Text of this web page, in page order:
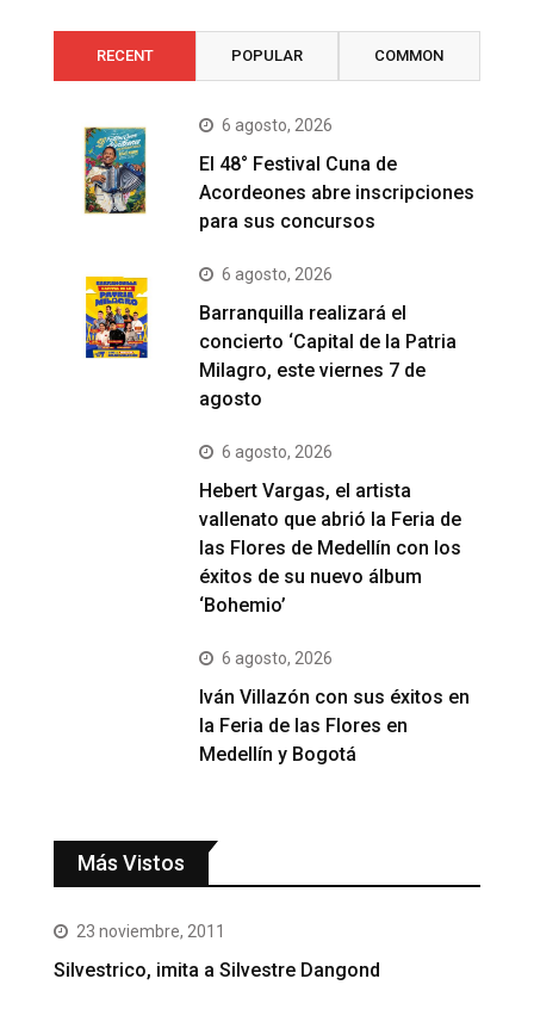
RECENT POPULAR COMMON
6 agosto, 2026
El 48° Festival Cuna de
Acordeones abre inscripciones
para sus concursos
6 agosto, 2026
Barranquilla realizará el
concierto ‘Capital de la Patria
Milagro, este viernes 7 de
agosto
6 agosto, 2026
Hebert Vargas, el artista
vallenato que abrió la Feria de
las Flores de Medellín con los
éxitos de su nuevo álbum
‘Bohemio’
6 agosto, 2026
Iván Villazón con sus éxitos en
la Feria de las Flores en
Medellín y Bogotá
Más Vistos
23 noviembre, 2011
Silvestrico, imita a Silvestre Dangond